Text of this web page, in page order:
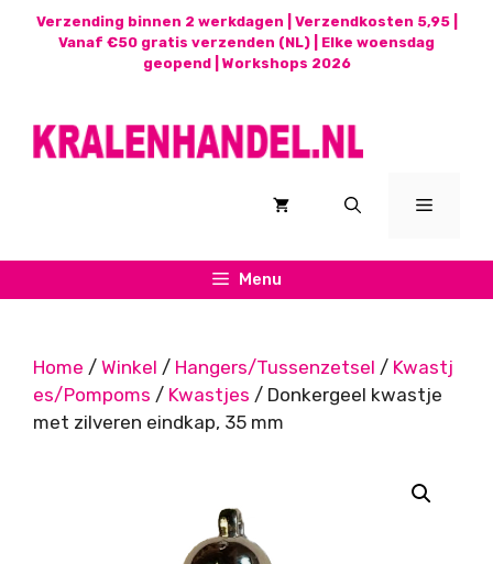
Verzending binnen 2 werkdagen | Verzendkosten 5,95 |
Vanaf €50 gratis verzenden (NL) | Elke woensdag
geopend | Workshops 2026
Menu
Menu
Home / Winkel / Hangers/Tussenzetsel / Kwastj
es/Pompoms / Kwastjes / Donkergeel kwastje
met zilveren eindkap, 35 mm